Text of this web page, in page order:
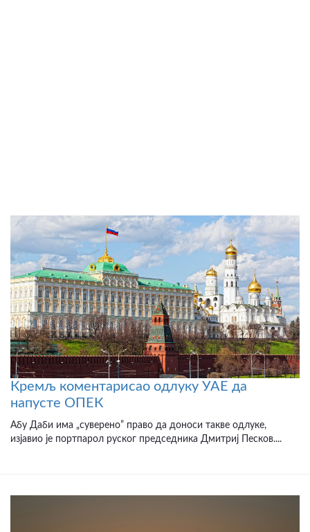
Кремљ коментарисао одлуку УАЕ да
напусте ОПЕК
Абу Даби има „суверено” право да доноси такве одлуке,
изјавио је портпарол руског председника Дмитриј Песков....